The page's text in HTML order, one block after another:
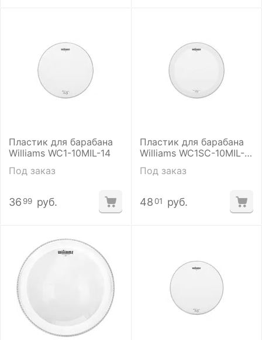
Пластик для барабана
Williams WC1-10MIL-14
Под заказ
36 99 руб.
Пластик для барабана
Williams WC1SC-10MIL-
Под заказ
48 01 руб.